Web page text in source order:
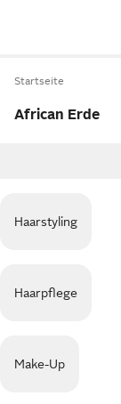
Startseite
African Erde
Haarstyling
Haarpflege
Make-Up